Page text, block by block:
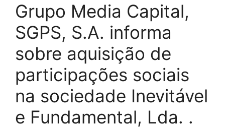
Grupo Media Capital,
SGPS, S.A. informa
sobre aquisição de
participações sociais
na sociedade Inevitável
e Fundamental, Lda. .